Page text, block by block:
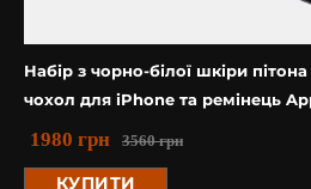
Набір з чорно-білої шкіри
чохол для iPhone та ремінець
3560грн
1980 грн
КУПИТИ